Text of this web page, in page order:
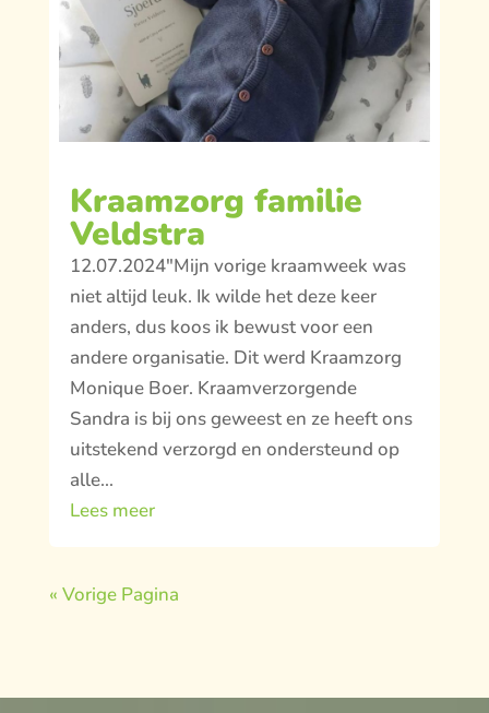
Kraamzorg familie
Veldstra
12.07.2024"Mijn vorige kraamweek was
niet altijd leuk. Ik wilde het deze keer
anders, dus koos ik bewust voor een
andere organisatie. Dit werd Kraamzorg
Monique Boer. Kraamverzorgende
Sandra is bij ons geweest en ze heeft ons
uitstekend verzorgd en ondersteund op
alle...
Lees meer
« Vorige Pagina